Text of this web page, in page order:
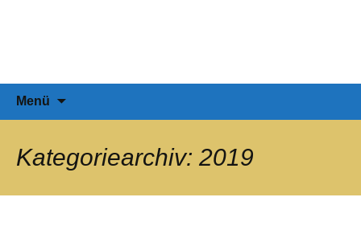
Menü
Kategoriearchiv: 2019